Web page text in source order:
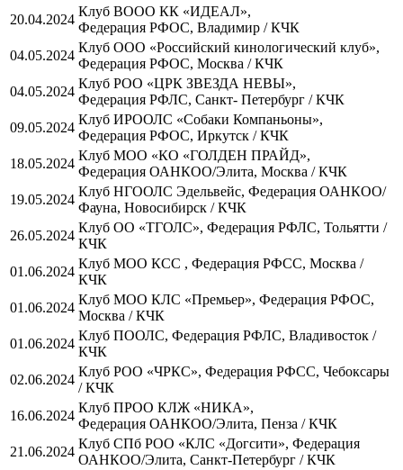
20.04.2024
Клуб ВООО КК «ИДЕАЛ»,
Федерация РФОС, Владимир / КЧК
04.05.2024
Клуб ООО «Российский кинологический клуб»,
Федерация РФОС, Москва / КЧК
04.05.2024
Клуб РОО «ЦРК ЗВЕЗДА НЕВЫ»,
Федерация РФЛС, Санкт- Петербург / КЧК
09.05.2024
Клуб ИРООЛС «Собаки Компаньоны»,
Федерация РФОС, Иркутск / КЧК
18.05.2024
Клуб МОО «КО «ГОЛДЕН ПРАЙД»,
Федерация ОАНКОО/Элита, Москва / КЧК
19.05.2024
Клуб НГООЛС Эдельвейс, Федерация ОАНКОО/
Фауна, Новосибирск / КЧК
26.05.2024
Клуб ОО «ТГОЛС», Федерация РФЛС, Тольятти /
КЧК
01.06.2024
Клуб МОО КСС , Федерация РФСС, Москва /
КЧК
01.06.2024
Клуб МОО КЛС «Премьер», Федерация РФОС,
Москва / КЧК
01.06.2024
Клуб ПООЛС, Федерация РФЛС, Владивосток /
КЧК
02.06.2024
Клуб РОО «ЧРКС», Федерация РФСС, Чебоксары
/ КЧК
16.06.2024
Клуб ПРОО КЛЖ «НИКА»,
Федерация ОАНКОО/Элита, Пенза / КЧК
21.06.2024
Клуб СПб РОО «КЛС «Догсити», Федерация
ОАНКОО/Элита, Санкт-Петербург / КЧК